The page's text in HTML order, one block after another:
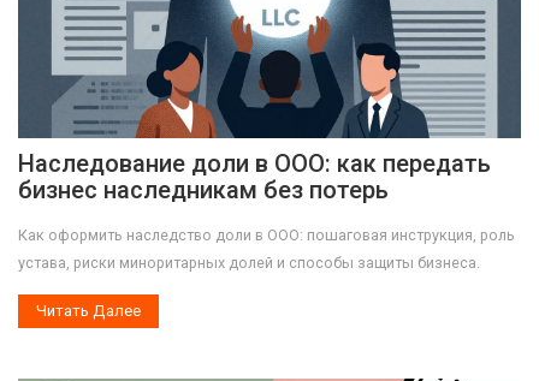
Наследование доли в ООО: как передать
бизнес наследникам без потерь
Как оформить наследство доли в ООО: пошаговая инструкция, роль
устава, риски миноритарных долей и способы защиты бизнеса.
Читать Далее